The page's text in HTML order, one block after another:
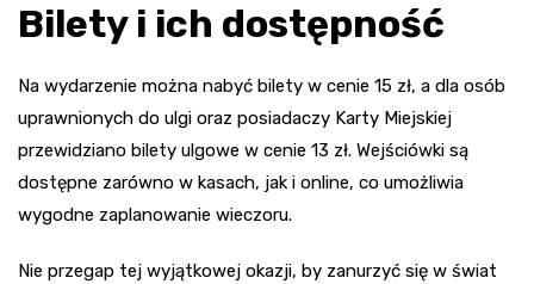
Bilety i ich dostępność
Na wydarzenie można nabyć bilety w cenie 15 zł, a dla osób
uprawnionych do ulgi oraz posiadaczy Karty Miejskiej
przewidziano bilety ulgowe w cenie 13 zł. Wejściówki są
dostępne zarówno w kasach, jak i online, co umożliwia
wygodne zaplanowanie wieczoru.
Nie przegap tej wyjątkowej okazji, by zanurzyć się w świat